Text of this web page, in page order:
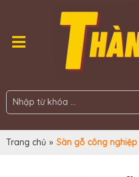
Trang chủ » Sàn gỗ công nghiệp